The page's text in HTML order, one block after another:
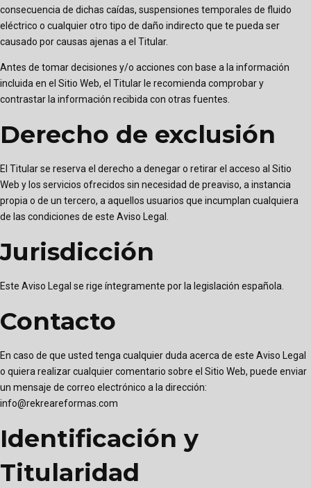
consecuencia de dichas caídas, suspensiones temporales de fluido
eléctrico o cualquier otro tipo de daño indirecto que te pueda ser
causado por causas ajenas a el Titular.
Antes de tomar decisiones y/o acciones con base a la información
incluida en el Sitio Web, el Titular le recomienda comprobar y
contrastar la información recibida con otras fuentes.
Derecho de exclusión
El Titular se reserva el derecho a denegar o retirar el acceso al Sitio
Web y los servicios ofrecidos sin necesidad de preaviso, a instancia
propia o de un tercero, a aquellos usuarios que incumplan cualquiera
de las condiciones de este Aviso Legal.
Jurisdicción
Este Aviso Legal se rige íntegramente por la legislación española.
Contacto
En caso de que usted tenga cualquier duda acerca de este Aviso Legal
o quiera realizar cualquier comentario sobre el Sitio Web, puede enviar
un mensaje de correo electrónico a la dirección:
info@rekreareformas.com
Identificación y
Titularidad